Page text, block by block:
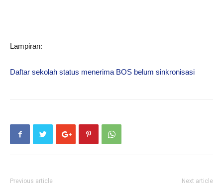
Lampiran:
Daftar sekolah status menerima BOS belum sinkronisasi
Previous article Next article